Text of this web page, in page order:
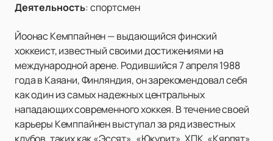
Деятельность:спортсмен
Йоонас Кемппайнен — выдающийся финский
хоккеист, известный своими достижениями на
международной арене. Родившийся 7 апреля 1988
года в Каяани, Финляндия, он зарекомендовал себя
как один из самых надежных центральных
нападающих современного хоккея. В течение своей
карьеры Кемппайнен выступал за ряд известных